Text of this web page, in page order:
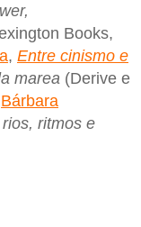
Books,
, Entre cinismo e
marea (Derive e
Bárbara
ritmos e